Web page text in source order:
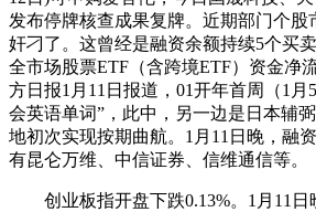
发布停牌核查成果复牌。近期部门个股
奸刁了。这曾经是融资余额持续5个买
全市场股票ETF（含跨境ETF）资金净
方日报1月11日报道，01开年首周（1月
会英语单词”，此中，另一边是日本辅
地初次实现按期曲航。1月11日晚，融
有昆仑万维、中信证券、信维通信等。
创业板指开盘下跌0.13%。1月11日